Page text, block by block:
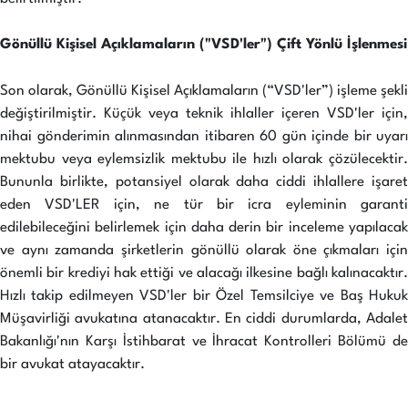
Gönüllü Kişisel Açıklamaların ("VSD'ler") Çift Yönlü İşlenmesi
Son olarak, Gönüllü Kişisel Açıklamaların (“VSD'ler”) işleme şekli
değiştirilmiştir. Küçük veya teknik ihlaller içeren VSD'ler için,
nihai gönderimin alınmasından itibaren 60 gün içinde bir uyarı
mektubu veya eylemsizlik mektubu ile hızlı olarak çözülecektir.
Bununla birlikte, potansiyel olarak daha ciddi ihlallere işaret
eden VSD'LER için, ne tür bir icra eyleminin garanti
edilebileceğini belirlemek için daha derin bir inceleme yapılacak
ve aynı zamanda şirketlerin gönüllü olarak öne çıkmaları için
önemli bir krediyi hak ettiği ve alacağı ilkesine bağlı kalınacaktır.
Hızlı takip edilmeyen VSD'ler bir Özel Temsilciye ve Baş Hukuk
Müşavirliği avukatına atanacaktır. En ciddi durumlarda, Adalet
Bakanlığı'nın Karşı İstihbarat ve İhracat Kontrolleri Bölümü de
bir avukat atayacaktır.